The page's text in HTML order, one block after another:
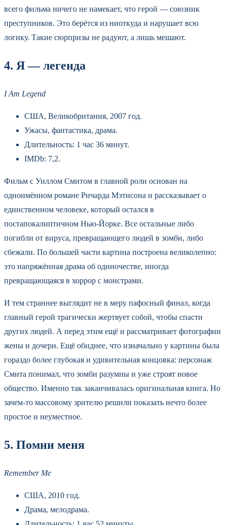
всего фильма ничего не намекает, что герой — союзник
преступников. Это берётся из ниоткуда и нарушает всю
логику. Такие сюрпризы не радуют, а лишь мешают.
4. Я — легенда
I Am Legend
США, Великобритания, 2007 год.
Ужасы, фантастика, драма.
Длительность: 1 час 36 минут.
IMDb: 7,2.
Фильм с Уиллом Смитом в главной роли основан на
одноимённом романе Ричарда Мэтисона и рассказывает о
единственном человеке, который остался в
постапокалиптичном Нью-Йорке. Все остальные либо
погибли от вируса, превращающего людей в зомби, либо
сбежали. По большей части картина построена великолепно:
это напряжённая драма об одиночестве, иногда
превращающаяся в хоррор с монстрами.
И тем страннее выглядит не в меру пафосный финал, когда
главный герой трагически жертвует собой, чтобы спасти
других людей. А перед этим ещё и рассматривает фотографии
жены и дочери. Ещё обиднее, что изначально у картины была
гораздо более глубокая и удивительная концовка: персонаж
Смита понимал, что зомби разумны и уже строят новое
общество. Именно так заканчивалась оригинальная книга. Но
зачем-то массовому зрителю решили показать нечто более
простое и неуместное.
5. Помни меня
Remember Me
США, 2010 год.
Драма, мелодрама.